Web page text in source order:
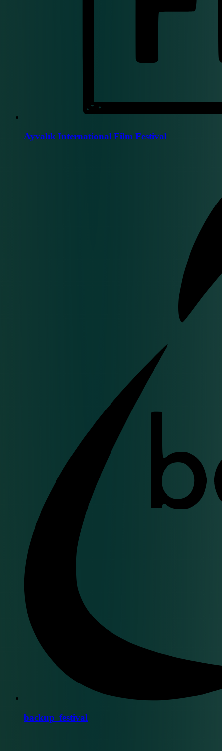
Ayvalık International Film Festival
backup_festival